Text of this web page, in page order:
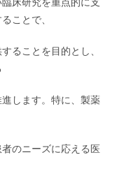
ことで、
ることを目的とし、
します。特に、製薬
のニーズに応える医